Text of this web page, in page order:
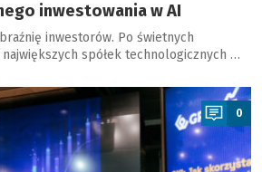
inwestowania w AI
inwestorów. Po świetnych
spółek technologicznych …
0